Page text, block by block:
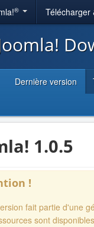
® Télécharger
Dernière version
1.0.5
!
fait partie d'une
sont